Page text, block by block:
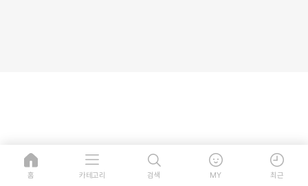
홈 카테고리 검색 MY 최근